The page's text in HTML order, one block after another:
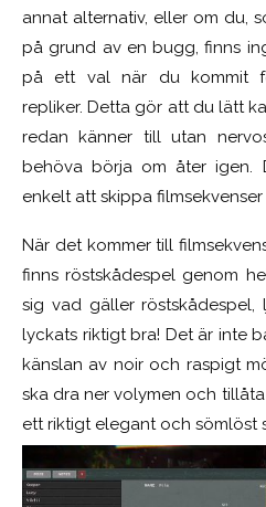
annat alternativ, eller om du,
på grund av en bugg, finns
på ett val när du kommit
repliker. Detta gör att du lätt
redan känner till utan
behöva börja om åter igen.
enkelt att skippa
När det kommer till
finns röstskådespel genom
sig vad gäller
lyckats riktigt bra! Det är inte
känslan av noir och raspigt
ska dra ner volymen och
ett riktigt elegant och sömlöst